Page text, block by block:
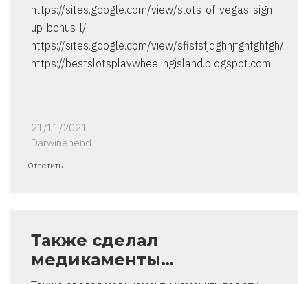
https://sites.google.com/view/slots-of-vegas-sign-
up-bonus-l/
https://sites.google.com/view/sfisfsfjdghhjfghfghfgh/
https://bestslotsplaywheelingisland.blogspot.com
21/11/2021
Darwinenend
Ответить
Также сделал
медикаменты…